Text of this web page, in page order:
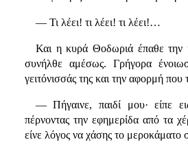
— Τι λέει! τι λέει! τι λέει!…
Και η κυρά Θοδωριά έπαθε την
συνήλθε αμέσως. Γρήγορα
γειτόνισσάς της και την αφορμή που
— Πήγαινε, παιδί μου· είπε
πέρνοντας την εφημερίδα από τα
είνε λόγος να χάσης το μεροκάματο